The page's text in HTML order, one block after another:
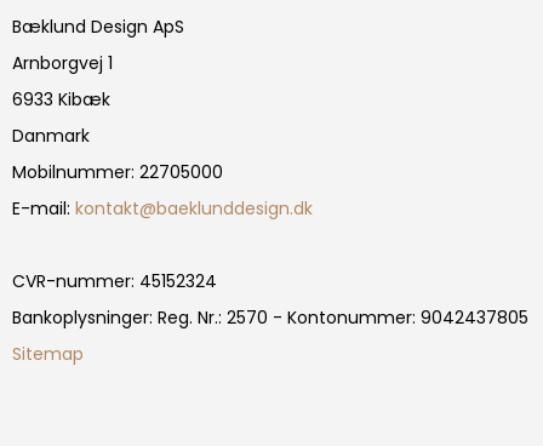
Bæklund Design ApS
Arnborgvej 1
6933 Kibæk
Danmark
Mobilnummer: 22705000
E-mail: kontakt@baeklunddesign.dk
CVR-nummer: 45152324
Bankoplysninger: Reg. Nr.: 2570 - Kontonummer: 9042437805
Sitemap